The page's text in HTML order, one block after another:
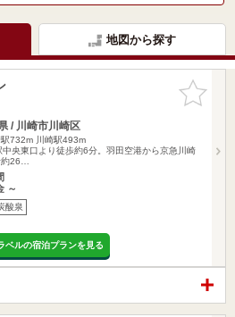
地図から探す
お気に入
りに追加
/ 川崎市川崎区
732m
川崎駅493m
中央東口より徒歩約6分。羽田空港から京急川崎
26…
～
酸泉
ベルの宿泊プランを見る